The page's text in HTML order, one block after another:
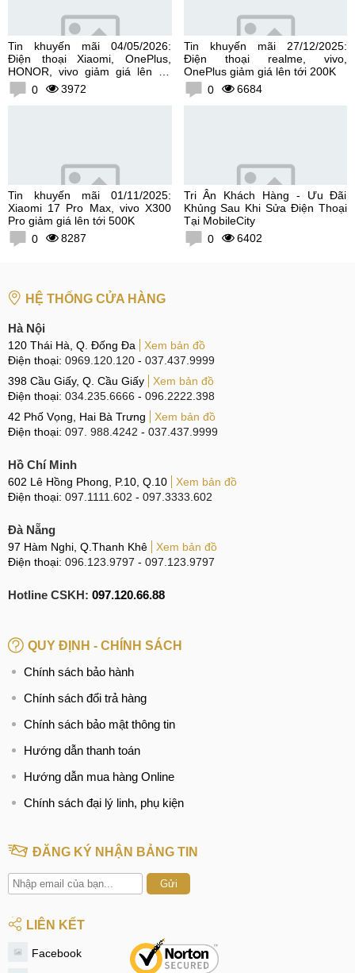
Tin khuyến mãi 04/05/2026:
Điện thoại Xiaomi, OnePlus,
HONOR, vivo giảm giá lên tới
300K0 3972
Tin khuyến mãi 27/12/2025:
Điện thoại realme, vivo,
OnePlus giảm giá lên tới 200K
0
6684
Tin khuyến mãi 01/11/2025:
Xiaomi 17 Pro Max, vivo X300
Pro giảm giá lên tới 500K
0
8287
Tri Ân Khách Hàng - Ưu Đãi
Khủng Sau Khi Sửa Điện Thoại
Tại MobileCity
0
6402
HỆ THỐNG CỬA HÀNG
Hà Nội
120 Thái Hà, Q. Đống Đa
Xem bản đồ
Điện thoại: 0969.120.120 - 037.437.9999
398 Cầu Giấy, Q. Cầu Giấy
Xem bản đồ
Điện thoại: 034.235.6666 - 096.2222.398
42 Phố Vọng, Hai Bà Trưng
Xem bản đồ
Điện thoại: 097. 988.4242 - 037.437.9999
Hồ Chí Minh
602 Lê Hồng Phong, P.10, Q.10
Xem bản đồ
Điện thoại: 097.1111.602 - 097.3333.602
Đà Nẵng
97 Hàm Nghi, Q.Thanh Khê
Xem bản đồ
Điện thoại: 096.123.9797 - 097.123.9797
Hotline CSKH: 097.120.66.88
QUY ĐỊNH - CHÍNH SÁCH
Chính sách bảo hành
Chính sách đổi trả hàng
Chính sách bảo mật thông tin
Hướng dẫn thanh toán
Hướng dẫn mua hàng Online
Chính sách đại lý linh, phụ kiện
ĐĂNG KÝ NHẬN BẢNG TIN
Gửi
LIÊN KẾT
Facebook